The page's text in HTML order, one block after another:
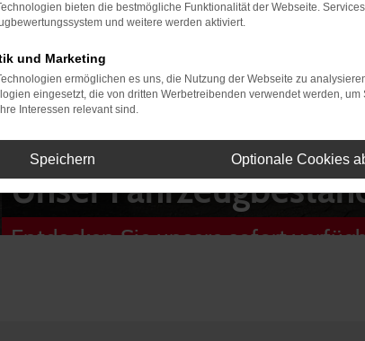
Unser
Entdecken Sie unsere sofort
bieten die bestmögliche Funktionalität der Webseite.
und weitere werden aktiviert.
und Marketing
ermöglichen es uns, die Nutzung der Webseite zu
eingesetzt, die von dritten Werbetreibenden verwendet werden,
Interessen relevant sind.
Speichern Optionale Cookies